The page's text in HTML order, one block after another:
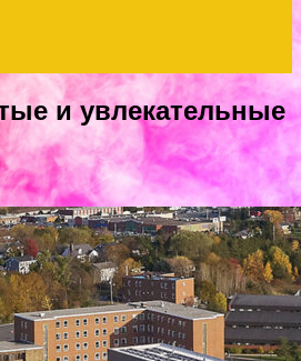
и увлекательные